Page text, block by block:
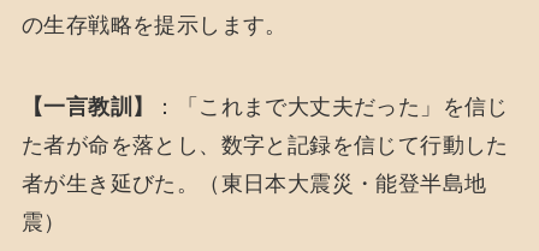
の生存戦略を提示します。
【一言教訓】
：「これまで大丈夫だった」を信じ
た者が命を落とし、数字と記録を信じて行動した
者が生き延びた。（東日本大震災・能登半島地
震）